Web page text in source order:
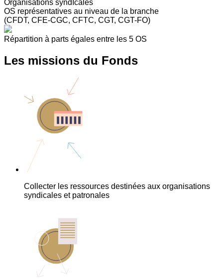
Organisations syndIcales
OS représentatives au niveau de la branche
(CFDT, CFE-CGC, CFTC, CGT, CGT-FO)
Répartition à parts égales entre les 5 OS
Les missions du Fonds
Collecter les ressources destinées aux organisations
syndicales et patronales